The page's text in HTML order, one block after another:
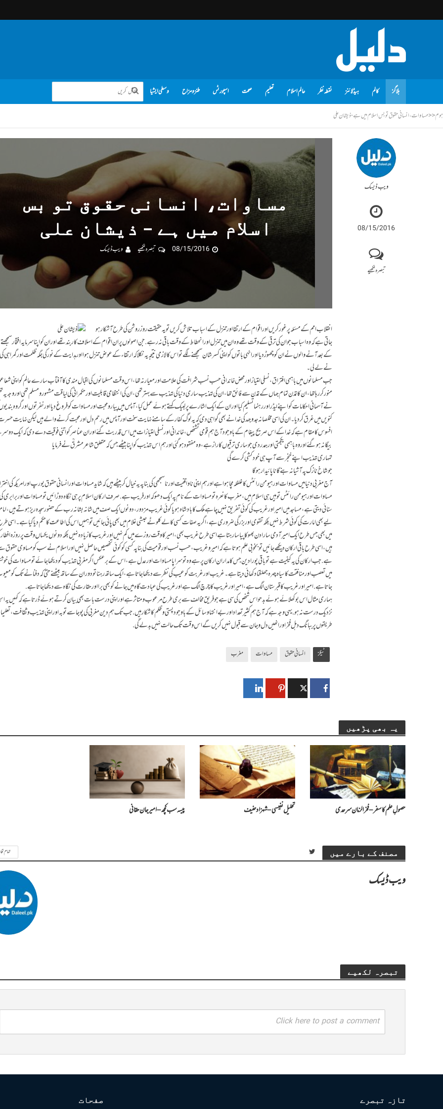
بلاگز کالم ہیڈلائنز نقطہ نظر عالم اسلام تعلیم صحت اسپورٹس طنز و مزاح وسطی ایشیا
ہوم<<مساوات، انسانی حقوق تو بس اسلام میں ہے - ذیشان علی
ویب ڈیسک
08/15/2016
تبصرہ لکھیے
مساوات، انسانی حقوق تو بس
اسلام میں ہے – ذیشان علی
08/15/2016 تبصرہ لکھیے ویب ڈیسک
انقلاب امم کے مسئلہ پر غور کریں اور اقوام کے ارتقا اور تنزل کے اسباب تلاش کریں تو یہ حقیقت روز روشن کی طرح آشکار ہو
جاتی ہے کہ وہ اسباب جو ان کی ترقی کے وقت تھے وہ ان میں تنزل اور انحطاط کے وقت باقی نہ رہے. جن اصولوں پر ان اقوام کے اسلاف کاربند تھے اور ان کو اپنا سرمایہ افتخار
کے بعد آنے والوں نے ان کو چھوڑ دیا اور انہی باتوں کو اپنی کسرشان سمجھنے لگے تو اس کا لازمی نتیجہ یہ نکلا کہ ارتقاء کے عوض تنزل ہوا اور ہدایت کے نور کی جگہ ظلمت اور گمراہی
نے لے لی۔
جب مسلمانوں میں باہمی افتراق، نسلی امتیاز اور محض خاندانی حسب نسب شرافت کی علامت اور معیار نہ تھا، اس وقت مسلمانوں کی اقبال مندی کا آفتاب سارے عالم کو اپنی
منور کر رہا تھا، ان کاتمدن تمام جہاں کے تمدن سے فائق تھا، ان کی تہذیب ساری دنیا کی تہذیب سے بہتر تھی، ان کی انتظامی قابلیت اور حکمرانی کی لیاقت مشہور و مسلم تھی اور وجہ یہ
نے آسمانی احکامات کو اپنے لیڈر اور رہنما تسلیم کیا اور ان کے ایک اشارے پر لبیک کہتے ہوئے عمل کیا، آپس میں پیار و محبت اور مساوات کو فروغ دیا اور نفرتوں اور گروہ
کنویں میں غرق کر دیا۔ ان کی اسی مخلصانہ جدوجہد کی خدا نے بھی گواہی دی کہ یہ لوگ کفار کے سامنے نہایت سخت اور آپس میں رحم دل اور محبت کرنے والے ہیں لیکن نہایت
افسوس کا مقام ہے کہ خدا کے اس صریح پیغام کے باوجود آج ہم قومی تشخص، خاندانی اور نسلی امتیازات میں اس قدر بٹ گئے اور ان عناصر کو اتنی فوقیت دے دی کہ ایک
بیگانہ ہوگئے اور وہ باہمی یکجہتی اور ہمدردی جو سار ی ترقیوں کا راز ہے، وہ مفقود ہوگئی اور ہم اس تہذیب کو اپنا بیٹھے جس کہ متعلق شاعر مشرقؒ نے فرمایا
تمہاری تہذیب اپنے خنجر سے آپ ہی خودکشی کرے گی
جوشاخ نازک پہ آشیانہ بنے گا نا پائیدار ہوگا
آج مغربی دنیا میں مساوات اور ہیومن رائٹس کا غلغلہ مچا ہوا ہے اور ہم اپنی ناواقفیت اور ناسمجھی کی بنا پہ یہ خیال کر بیٹھے ہیں کہ شاید مساوات اور انسانی حقوق یورپ اور امریکہ کی
مساوات اور ہیومن رائٹس تو ہیں ہی اسلام میں، مغرب کا نعرہ تو مساوات کے نام پہ ایک دھوکہ اور فریب ہے. صرف ارکان اسلام پر ہی نگاہ دوڑائیں تو مساوات اور برابری
سنائی دیتی ہے، مساجد میں امیر اور غریب کی کوئی تفریق نہیں چاہے ملک کا بادشاہ ہو یا کوئی غریب مزدور، دونوں ایک صف میں شانہ بشانہ رب کے حضور سجدہ ریز ہوتے ہیں،
لیے بھی امارت کی کوئی شرط نہیں بلکہ تقوی اور بزرگی ضروری ہے، اگر یہ صفات کسی کالے کلوٹے حبشی غلام میں بھی پائی جائیں تو ہمیں اس کی اطاعت کا حکم دیا گیا ہے۔
میں بھی جس طرح ایک امیر آدمی سارا دن بھوکا پیاسا رہتا ہے اسی طرح غریب بھی، امیر کا وقت روزے میں کم نہیں اور غریب کا زیادہ نہیں بلکہ دونوں یکساں وقت پر روزہ
ہیں، اسی طرح باقی ارکان دیکھے جائیں تو بخوبی علم ہوتا ہے کہ امیر و غریب، حسب نسب اور قومیت کی بنا پہ کسی کو کوئی تخصیص حاصل نہیں اور اسلام نے سب کو مساوی حقوق
ہے. جب ارکان کی یہ کیفیت ہے تو باقی پورا دین جس کا مدار ان ارکان پر ہے وہ تو سراپا مساوات اور عدل ہے، اس کے برعکس اگر مغربی تہذیب کو دیکھا جائے تو مساوات کی
میں تعصب اور منافقت کا سیاہ چہرہ جھلکتا دکھائی دیتا ہے۔ غریب اور غربت کو عیب کی نظر سے دیکھا جاتا ہے، ایک ساتھ رہنا تو دور ان کے ساتھ بیٹھنے حتیٰ کہ دفنانے تک کو
جاتا ہے. امیر اور غریب کا قبرستا ن الگ ہے، امیر اور غریب کا چرچ الگ ہے اور غریب کی عبادت گاہ میں جانے کو بھی برا اور حقارت کی نگاہ سے دیکھا جاتا ہے.
ہماری مثال اس بوکھلائے ہوئے بدحواس شخص کی سی ہے جو فریق مخالف سے بری طرح مرعوب و متاثر ہے اور اپنی درست بات بھی بیان کرتے ہوئے ڈرتا ہے کہ کہیں
نزدیک درست نہ ہو. یہی وجہ ہے کہ آج ہم کثیر تعداد اور بےانتہا وسائل کے باوجود پستی و ظلم کا شکار ہیں. جب تک ہم دین مغربی کی پوجا سے توبہ اور اپنی تہذیب و ثقافت،
طریقوں پر ببانگ دہل فخر اور انھیں دل وجان سے قبول نہیں کریں گے اس وقت تک حالت نہیں بدلے گی.
ٹیگز انسانی حقوق مساوات مغرب
یہ بھی پڑھیں
حصولِ علم کا سفر – فخرالزمان سرحدی تحلیل نفیسی – شہزاد حنیف پیسہ سب کچھ – امیرجان حقانی
مصنف کے بارے میں تمام
ویب ڈیسک
تبصرہ لکھیے
Click here to post a comment
صفحات تازہ تبصرے